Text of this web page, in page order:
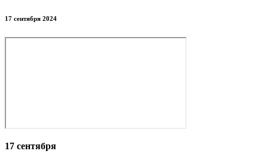
17 сентября 2024
17 сентября